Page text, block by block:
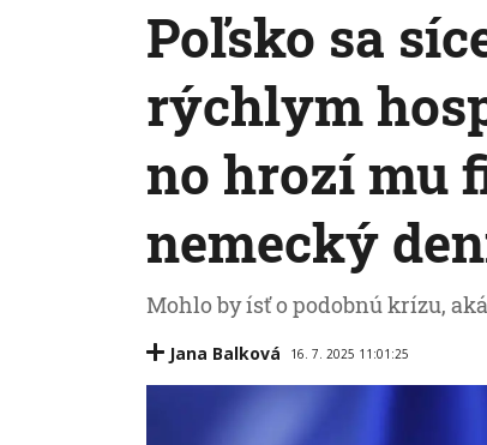
Poľsko sa
rýchlym
no hrozí mu
nemecký
Mohlo by ísť o podobnú krízu,
Jana Balková 16. 7. 2025 11:01:25